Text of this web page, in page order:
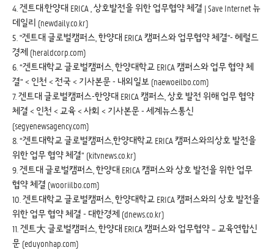
4.겐트대·한양대 ERICA , 상호발전을 위한 업무협약 체결 | Save Internet 뉴
데일리 (newdaily.co.kr)
5."겐트대 글로벌캠퍼스, 한양대 ERICA 캠퍼스와 업무협약 체결"- 헤럴드
경제 (heraldcorp.com)
6.“겐트대학교 글로벌캠퍼스, 한양대학교 ERICA 캠퍼스와 업무 협약 체
결” < 인천 < 전국 < 기사본문 - 내외일보 (naewoeilbo.com)
7.겐트대 글로벌캠퍼스-한양대 ERICA 캠퍼스, 상호 발전 위해 업무 협약
체결 < 인천 < 교육 < 사회 < 기사본문 - 세계뉴스통신
(segyenewsagency.com)
8.“겐트대학교 글로벌캠퍼스,한양대학교 ERICA 캠퍼스와의상호 발전을
위한 업무 협약 체결” (kitvnews.co.kr)
9.겐트대 글로벌캠퍼스, 한양대 ERICA 캠퍼스와 상호 발전을 위한 업무
협약 체결 (wooriilbo.com)
10.겐트대학교 글로벌캠퍼스, 한양대학교 ERICA 캠퍼스와의 상호 발전을
위한 업무 협약 체결 - 대한경제 (dnews.co.kr)
11.겐트大 글로벌캠퍼스, 한양대 ERICA 캠퍼스와 업무협약 – 교육연합신
문 (eduyonhap.com)